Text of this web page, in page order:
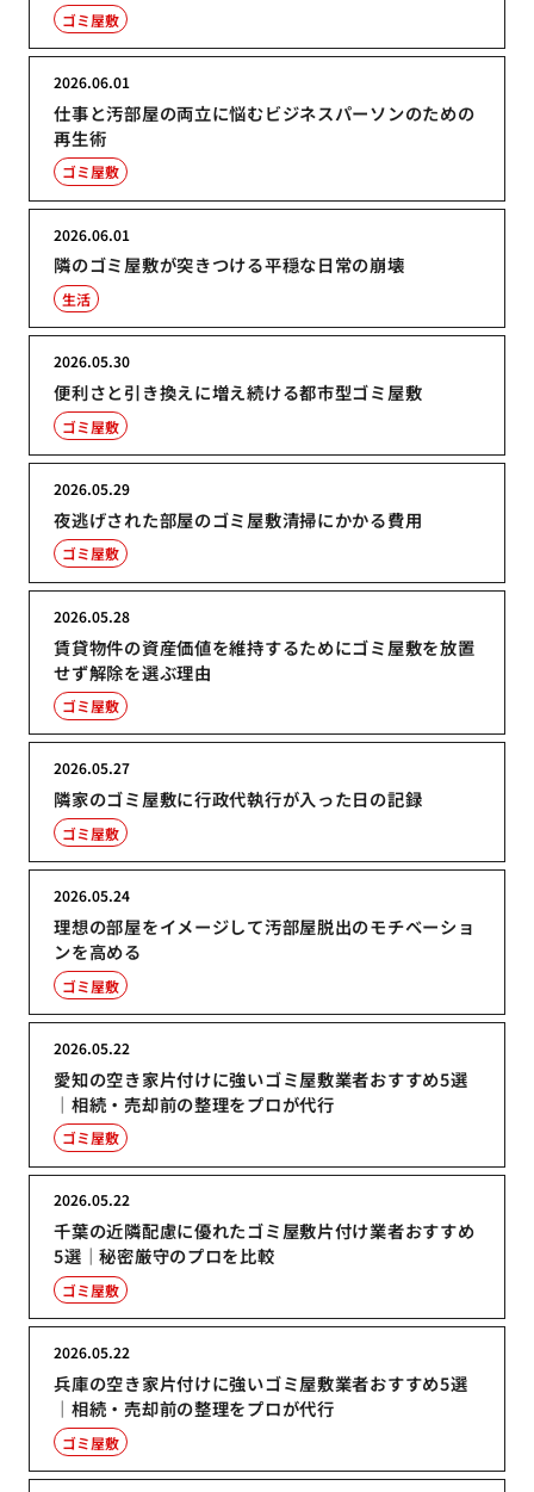
ゴミ屋敷
仕事と汚部屋の両立に悩むビジネスパーソンのための
再生術
2026.06.01
ゴミ屋敷
隣のゴミ屋敷が突きつける平穏な日常の崩壊
2026.06.01
生活
便利さと引き換えに増え続ける都市型ゴミ屋敷
2026.05.30
ゴミ屋敷
夜逃げされた部屋のゴミ屋敷清掃にかかる費用
2026.05.29
ゴミ屋敷
賃貸物件の資産価値を維持するためにゴミ屋敷を放置
せず解除を選ぶ理由
2026.05.28
ゴミ屋敷
隣家のゴミ屋敷に行政代執行が入った日の記録
2026.05.27
ゴミ屋敷
理想の部屋をイメージして汚部屋脱出のモチベーショ
ンを高める
2026.05.24
ゴミ屋敷
愛知の空き家片付けに強いゴミ屋敷業者おすすめ5選
｜相続・売却前の整理をプロが代行
2026.05.22
ゴミ屋敷
千葉の近隣配慮に優れたゴミ屋敷片付け業者おすすめ
5選｜秘密厳守のプロを比較
2026.05.22
ゴミ屋敷
兵庫の空き家片付けに強いゴミ屋敷業者おすすめ5選
｜相続・売却前の整理をプロが代行
2026.05.22
ゴミ屋敷